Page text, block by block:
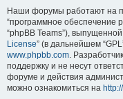
Наши форумы работают на
“программное обеспечение
“phpBB Teams”),
License” (в дальнейшем
www.phpbb.com.
поддержку и не несут
форуме и действия
можно ознакомиться на